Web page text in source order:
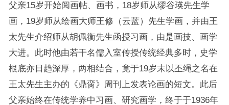
父亲15岁开始阅画帖、画书，18岁师从缪谷瑛先生学
画，19岁师从绘画大师王修（云蓝）先生学画，并由王
太先生介绍师从胡佩衡先生函授习画，由是画技、画学
大进。此时他由若干名儒入室传授传统经典多时，史学
根底亦日趋深厚，两相结合，竟于19岁末以丕绳之名在
王太先生主办的《鼎脔》周刊上发表论画的短文。此后
父亲始终在传统学养中习画、研究画学，终于于1936年